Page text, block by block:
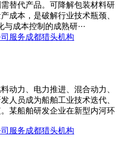
替代产品。可降解包装材料研
成本，是破解行业技术瓶颈、
成本控制的成熟研···
服务成都猎头机构
动力、电力推进、混合动力、
人员成为船舶工业技术迭代、
某船舶研发企业在新型内河环
服务成都猎头机构